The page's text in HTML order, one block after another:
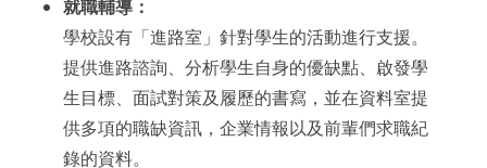
就職輔導：
學校設有「進路室」針對學生的活動進行支援。
提供進路諮詢、分析學生自身的優缺點、啟發學
生目標、面試對策及履歷的書寫，並在資料室提
供多項的職缺資訊，企業情報以及前輩們求職紀
錄的資料。